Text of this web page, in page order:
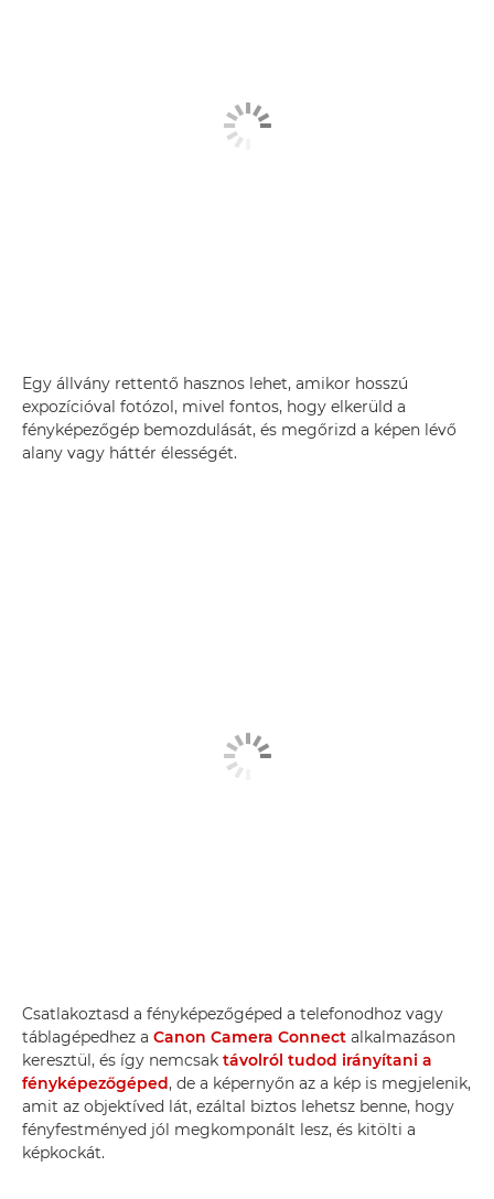
Egy állvány rettentő hasznos lehet, amikor hosszú
expozícióval fotózol, mivel fontos, hogy elkerüld a
fényképezőgép bemozdulását, és megőrizd a képen lévő
alany vagy háttér élességét.
Csatlakoztasd a fényképezőgéped a telefonodhoz vagy
táblagépedhez a Canon Camera Connect alkalmazáson
keresztül, és így nemcsak távolról tudod irányítani a
fényképezőgéped, de a képernyőn az a kép is megjelenik,
amit az objektíved lát, ezáltal biztos lehetsz benne, hogy
fényfestményed jól megkomponált lesz, és kitölti a
képkockát.